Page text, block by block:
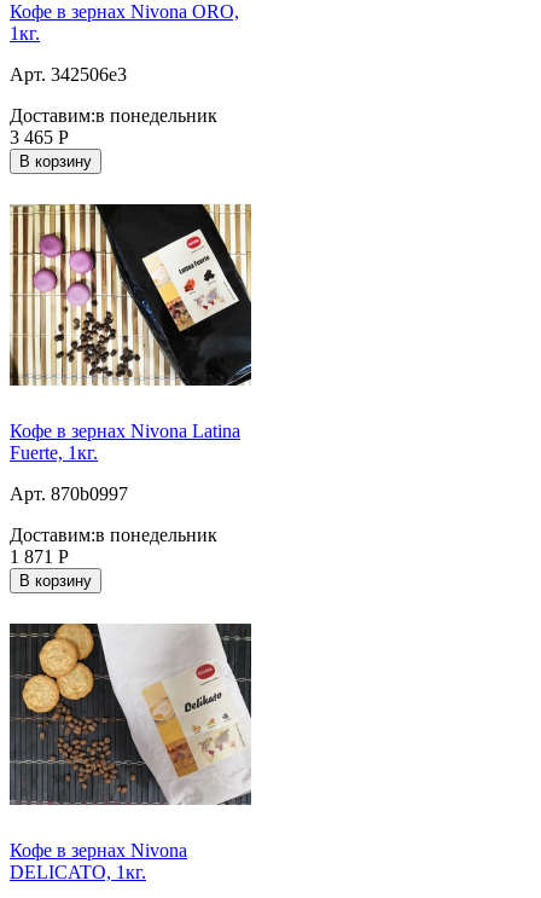
Кофе в зернах Nivona ORO,
1кг.
Арт. 342506e3
Доставим:в понедельник
3 465 Р
В корзину
Кофе в зернах Nivona Latina
Fuerte, 1кг.
Арт. 870b0997
Доставим:в понедельник
1 871 Р
В корзину
Кофе в зернах Nivona
DELICATO, 1кг.